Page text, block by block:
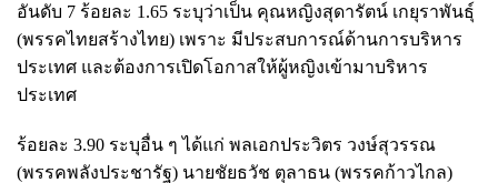
อันดับ 7 ร้อยละ 1.65 ระบุว่าเป็น คุณหญิงสุดารัตน์ เกยุราพันธุ์
(พรรคไทยสร้างไทย) เพราะ มีประสบการณ์ด้านการบริหาร
ประเทศ และต้องการเปิดโอกาสให้ผู้หญิงเข้ามาบริหาร
ประเทศ
ร้อยละ 3.90 ระบุอื่น ๆ ได้แก่ พลเอกประวิตร วงษ์สุวรรณ
(พรรคพลังประชารัฐ) นายชัยธวัช ตุลาธน (พรรคก้าวไกล)